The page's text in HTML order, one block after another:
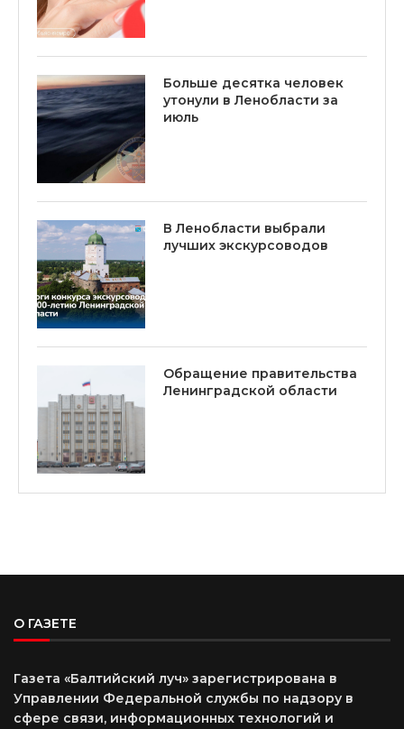
Больше десятка человек
утонули в Ленобласти за
июль
В Ленобласти выбрали
лучших экскурсоводов
Обращение правительства
Ленинградской области
О ГАЗЕТЕ
Газета «Балтийский луч» зарегистрирована в
Управлении Федеральной службы по надзору в
сфере связи, информационных технологий и